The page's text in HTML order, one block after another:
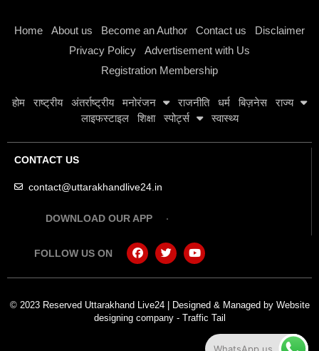
Home About us Become an Author Contact us
Disclaimer
Privacy Policy
Advertisement with Us
Registration Membership
होम राष्ट्रीय अंतर्राष्ट्रीय मनोरंजन राजनीति धर्म बिज़नेस
राज्य
लाइफस्टाइल
शिक्षा स्पोर्ट्स स्वास्थ्य
CONTACT US
contact@uttarakhandlive24.in
DOWNLOAD OUR APP
FOLLOW US ON
© 2023 Reserved Uttarakhand Live24 | Designed & Managed by Website
designing company- Traffic Tail